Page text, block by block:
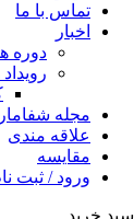
تماس با ما
اخبار
دوره
رویداد
مجله
علاقه مندی
مقایسه
ورود / ثبت
سبد خرید